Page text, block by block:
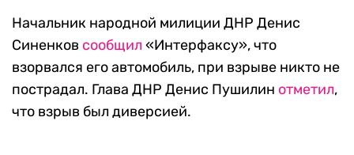
Начальник народной милиции ДНР Денис
Синенков сообщил «Интерфаксу», что
взорвался его автомобиль, при взрыве никто не
пострадал. Глава ДНР Денис Пушилин отметил,
что взрыв был диверсией.